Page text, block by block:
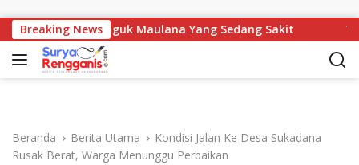
Breaking News
DPRD Jenguk Maulana Yang Sedang Sakit Tegas!
Beranda Berita Utama
Kondisi Jalan Ke Desa Sukadana
Rusak Berat, Warga Menunggu Perbaikan